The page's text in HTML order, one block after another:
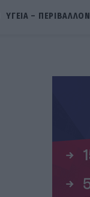
ΥΓΕΙΑ – ΠΕΡΙΒΑΛΛΟΝ